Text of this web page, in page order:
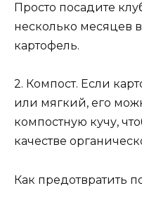
Просто посадите
несколько месяцев
картофель.
2. Компост. Если
или мягкий, его
компостную кучу,
качестве
Как предотвратить